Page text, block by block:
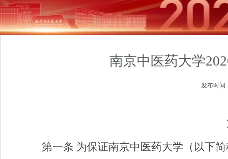
南京中医药大学
发布时
第一条 为保证南京中医药大学（以下